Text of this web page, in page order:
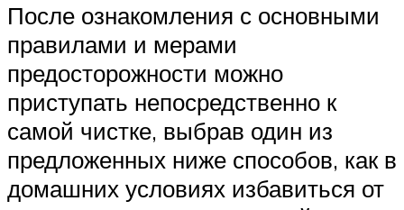
После ознакомления с основными
правилами и мерами
предосторожности можно
приступать непосредственно к
самой чистке, выбрав один из
предложенных ниже способов, как в
домашних условиях избавиться от